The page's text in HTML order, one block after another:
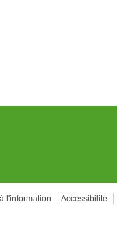
l'information Accessibilité